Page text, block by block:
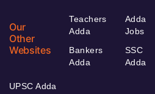
Our
Other
Websites
Teachers
Adda
Bankers
Adda
Adda
Jobs
SSC
Adda
UPSC Adda